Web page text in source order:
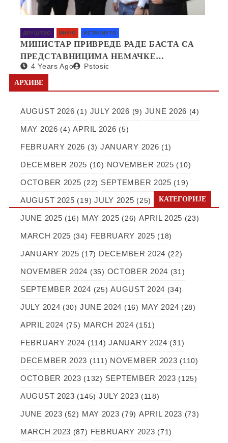
ДРУШТВО ИНФО ИСТАКНУТО
МИНИСТАР ПРИВРЕДЕ РАДЕ БАСТА СА
ПРЕДСТАВНИЦИМА НЕМАЧКЕ
КОМПАНИЈЕ SAPI О ОТВАРАЊУ
ФАБРИКЕ У СРБИЈИ
4 Years Ago Pstosic
АРХИВЕ
AUGUST 2026 (1) JULY 2026 (9) JUNE 2026 (4)
MAY 2026 (4) APRIL 2026 (5)
FEBRUARY 2026 (3) JANUARY 2026 (1)
DECEMBER 2025 (10) NOVEMBER 2025 (10)
OCTOBER 2025 (22) SEPTEMBER 2025 (19)
AUGUST 2025 (19) JULY 2025 (25)
JUNE 2025 (16) MAY 2025 (26) APRIL 2025 (23)
MARCH 2025 (34) FEBRUARY 2025 (18)
JANUARY 2025 (17) DECEMBER 2024 (22)
NOVEMBER 2024 (35) OCTOBER 2024 (31)
SEPTEMBER 2024 (25) AUGUST 2024 (34)
JULY 2024 (30) JUNE 2024 (16) MAY 2024 (28)
APRIL 2024 (75) MARCH 2024 (151)
FEBRUARY 2024 (114) JANUARY 2024 (31)
DECEMBER 2023 (111) NOVEMBER 2023 (110)
OCTOBER 2023 (132) SEPTEMBER 2023 (125)
AUGUST 2023 (145) JULY 2023 (118)
JUNE 2023 (52) MAY 2023 (79) APRIL 2023 (73)
MARCH 2023 (87) FEBRUARY 2023 (71)
КАТЕГОРИЈЕ